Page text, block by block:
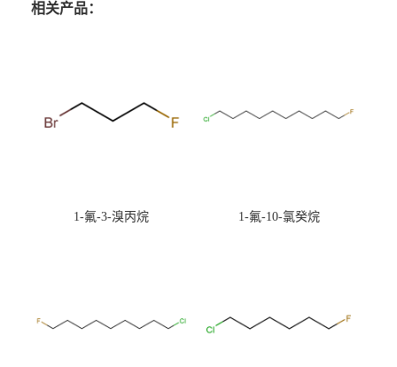
相关产品：
1-氟-3-溴丙烷 1-氟-10-氯癸烷